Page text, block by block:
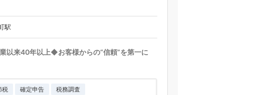
駅
来40年以上◆お客様からの“信頼”を第一に
税 確定申告 税務調査